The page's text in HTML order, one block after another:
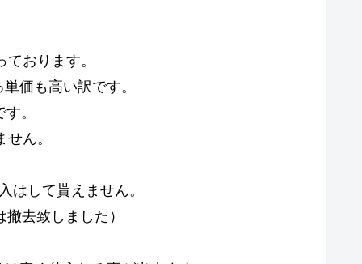
おります。
価も高い訳です。
。
ん。
はして貰えません。
去致しました）